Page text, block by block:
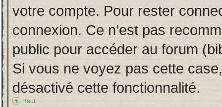
votre compte. Pour rester
connexion. Ce n’est pas
public pour accéder au forum
Si vous ne voyez pas cette
désactivé cette fonctionnalité.
Haut